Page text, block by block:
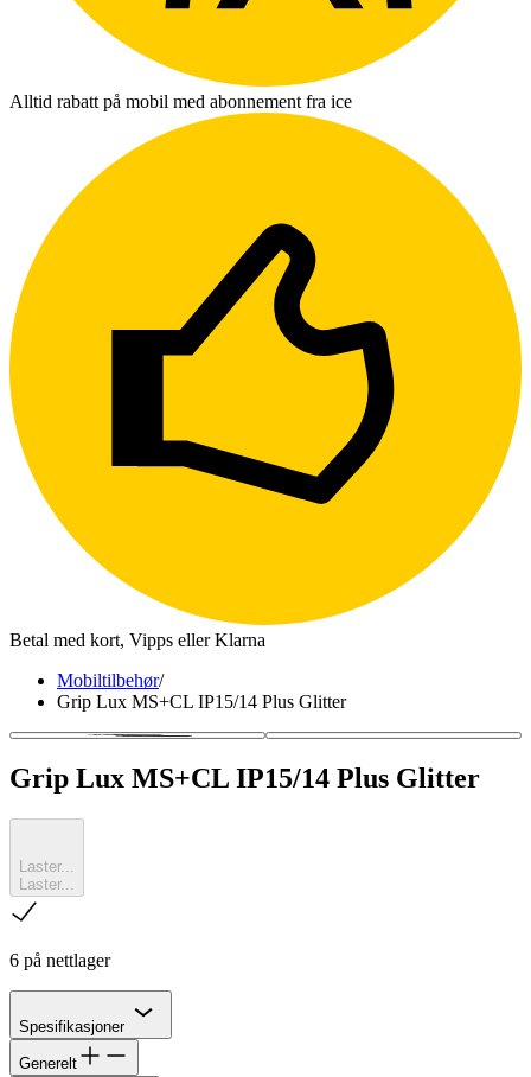
Alltid rabatt på mobil med abonnement fra ice
Betal med kort, Vipps eller Klarna
Mobiltilbehør/
Grip Lux MS+CL IP15/14 Plus Glitter
Grip Lux MS+CL IP15/14 Plus Glitter
Laster...
Laster...
6 på nettlager
Spesifikasjoner
Generelt